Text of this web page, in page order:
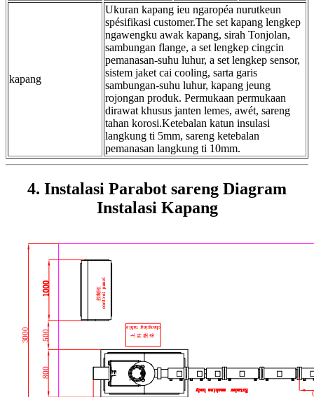
kapang
Ukuran kapang ieu ngaropéa nurutkeun
spésifikasi customer.The set kapang lengkep
ngawengku awak kapang, sirah Tonjolan,
sambungan flange, a set lengkep cingcin
pemanasan-suhu luhur, a set lengkep sensor,
sistem jaket cai cooling, sarta garis
sambungan-suhu luhur, kapang jeung
rojongan produk. Permukaan permukaan
dirawat khusus janten lemes, awét, sareng
tahan korosi.Ketebalan katun insulasi
langkung ti 5mm, sareng ketebalan
pemanasan langkung ti 10mm.
4. Instalasi Parabot sareng Diagram
Instalasi Kapang